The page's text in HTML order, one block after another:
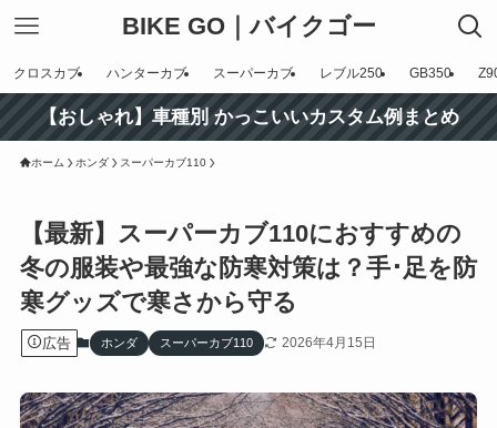
BIKE GO｜バイクゴー
クロスカブ ハンターカブ スーパーカブ レブル250 GB350
【おしゃれ】車種別 かっこいいカスタム例まとめ
ホーム ホンダ スーパーカブ110
【最新】スーパーカブ110におすすめの
冬の服装や最強な防寒対策は？手･足を防
寒グッズで寒さから守る
広告 ホンダ スーパーカブ110 2026年4月15日